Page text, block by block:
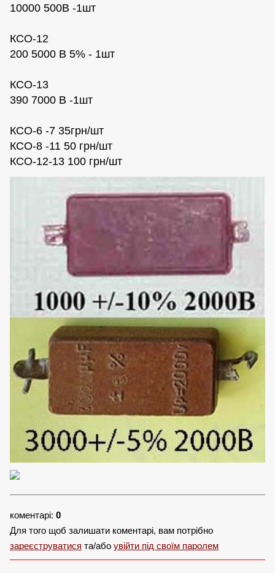
10000 500В -1шт
КСО-12
200 5000 В 5% - 1шт
КСО-13
390 7000 В -1шт
КСО-6 -7 35грн/шт
КСО-8 -11 50 грн/шт
КСО-12-13 100 грн/шт
коментарі: 0
Для того щоб залишати коментарі, вам потрібно
зареєструватися та/або увійти під своїм паролем